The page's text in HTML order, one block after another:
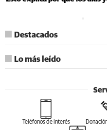
Destacados
Lo más leído
Teléfonos de interés